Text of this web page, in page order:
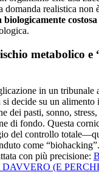
realistica non
costosa
metabolico e
in un tribunale
decide su un alimento
dei pasti, sonno,
di fondo. Questa
del controllo
come
con più precisione:
(E